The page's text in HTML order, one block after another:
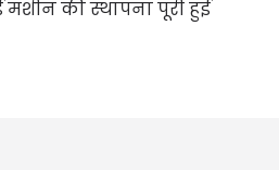
की स्थापना पूरी हुई